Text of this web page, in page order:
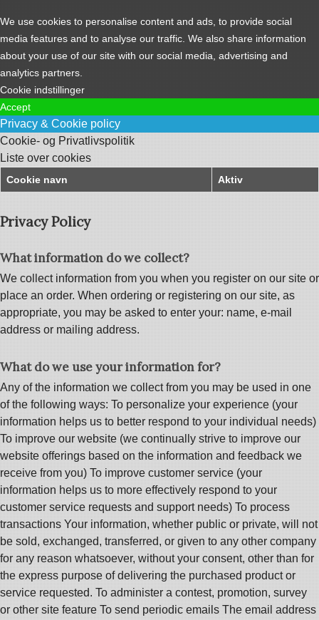
We use cookies to personalise content and ads, to provide social
media features and to analyse our traffic. We also share information
about your use of our site with our social media, advertising and
analytics partners.
Cookie indstillinger
Accept
Privacy & Cookie policy
Cookie- og Privatlivspolitik
Liste over cookies
Cookie navn Aktiv
Privacy Policy
What information do we collect?
We collect information from you when you register on our site or
place an order. When ordering or registering on our site, as
appropriate, you may be asked to enter your: name, e-mail
address or mailing address.
What do we use your information for?
Any of the information we collect from you may be used in one
of the following ways: To personalize your experience (your
information helps us to better respond to your individual needs)
To improve our website (we continually strive to improve our
website offerings based on the information and feedback we
receive from you) To improve customer service (your
information helps us to more effectively respond to your
customer service requests and support needs) To process
transactions Your information, whether public or private, will not
be sold, exchanged, transferred, or given to any other company
for any reason whatsoever, without your consent, other than for
the express purpose of delivering the purchased product or
service requested. To administer a contest, promotion, survey
or other site feature To send periodic emails The email address